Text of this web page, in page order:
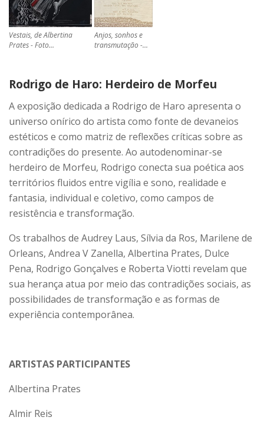
Vestais, de Albertina
Prates - Foto…
Anjos, sonhos e
transmutação -…
Rodrigo de Haro: Herdeiro de Morfeu
A exposição dedicada a Rodrigo de Haro apresenta o
universo onírico do artista como fonte de devaneios
estéticos e como matriz de reflexões críticas sobre as
contradições do presente. Ao autodenominar-se
herdeiro de Morfeu, Rodrigo conecta sua poética aos
territórios fluidos entre vigília e sono, realidade e
fantasia, individual e coletivo, como campos de
resistência e transformação.
Os trabalhos de Audrey Laus, Sílvia da Ros, Marilene de
Orleans, Andrea V Zanella, Albertina Prates, Dulce
Pena, Rodrigo Gonçalves e Roberta Viotti revelam que
sua herança atua por meio das contradições sociais, as
possibilidades de transformação e as formas de
experiência contemporânea.
ARTISTAS PARTICIPANTES
Albertina Prates
Almir Reis